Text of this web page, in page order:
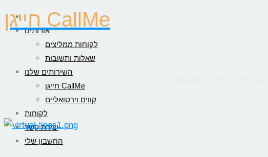
דף הבית
אודותינו
לקוחות ממליצים
שאלות ותשובות
השירותים שלנו
חייגן CallMe
קווים וירטואליים
לקוחות
יצירת קשר
החשבון שלי
חייגן CallMe